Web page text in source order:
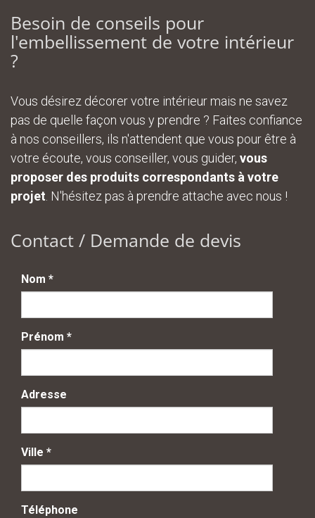
Besoin de conseils pour
l'embellissement de votre intérieur
?
Vous désirez décorer votre intérieur mais ne savez
pas de quelle façon vous y prendre ? Faites confiance
à nos conseillers, ils n'attendent que vous pour être à
votre écoute, vous conseiller, vous guider, vous
proposer des produits correspondants à votre
projet . N'hésitez pas à prendre attache avec nous !
Contact / Demande de devis
Nom *
Prénom *
Adresse
Ville *
Téléphone